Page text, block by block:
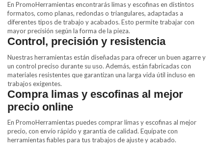
En PromoHerramientas encontrarás limas y escofinas en distintos
formatos, como planas, redondas o triangulares, adaptadas a
diferentes tipos de trabajo y acabados. Esto permite trabajar con
mayor precisión según la forma de la pieza.
Control, precisión y resistencia
Nuestras herramientas están diseñadas para ofrecer un buen agarre y
un control preciso durante su uso. Además, están fabricadas con
materiales resistentes que garantizan una larga vida útil incluso en
trabajos exigentes.
Compra limas y escofinas al mejor
precio online
En PromoHerramientas puedes comprar limas y escofinas al mejor
precio, con envío rápido y garantía de calidad. Equípate con
herramientas fiables para tus trabajos de ajuste y acabado.